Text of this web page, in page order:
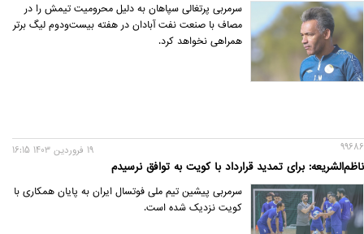
سرمربی پرتغالی سپاهان به دلیل محرومیت تیمش را در
مصاف با صنعت نفت آبادان در هفته بیست‌ودوم لیگ برتر
همراهی نخواهد کرد.
99686
ناظم‌الشریعه: برای تمدید قرارداد با کویت به توافق نرسیدم
19 فروردين 1403 16:15
سرمربی پیشین تیم ملی فوتسال ایران به پایان همکاری با
کویت نزدیک شده است.